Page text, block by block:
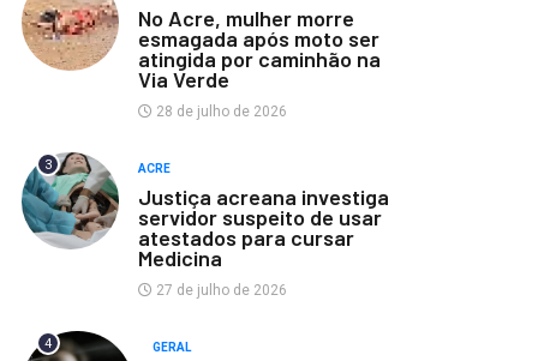
No Acre, mulher morre
esmagada após moto ser
atingida por caminhão na
Via Verde
28 de julho de 2026
3 ACRE
Justiça acreana investiga
servidor suspeito de usar
atestados para cursar
Medicina
27 de julho de 2026
4 GERAL